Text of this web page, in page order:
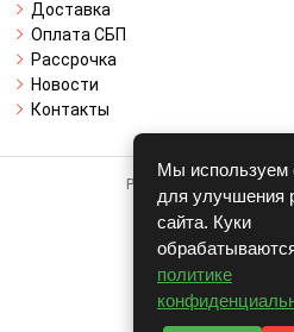
Доставка
Оплата СБП
Рассрочка
Новости
Контакты
Работает на системе
CARRO.
Полная
© COPYRIGHT
v1.1.24
Мы используем
для улучшения
сайта. Куки
политике